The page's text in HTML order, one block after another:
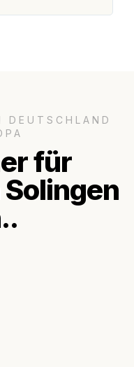
DEUTSCHLAND
für